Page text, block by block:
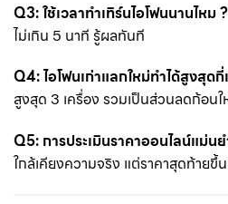
Q3: ใช้เวลาทำเทิร์นไอโฟนนานไหม ?
ไม่เกิน 5 นาที รู้ผลทันที
Q4: ไอโฟนเก่าแลกใหม่ทำได้สูงสุดกี่
สูงสุด 3 เครื่อง รวมเป็นส่วนลดก้อน
Q5: การประเมินราคาออนไลน์แม่น
ใกล้เคียงความจริง แต่ราคาสุดท้าย